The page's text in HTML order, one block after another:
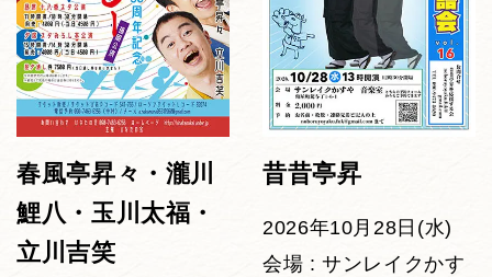
春風亭昇々・瀧川
鯉八・玉川太福・
立川吉笑
昔昔亭昇
2026年10月28日(水)
会場 : サンレイクかす